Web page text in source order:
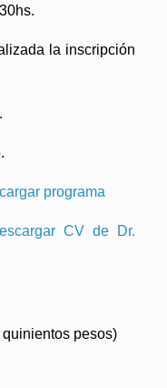
la inscripción
programa
CV de Dr.
pesos)